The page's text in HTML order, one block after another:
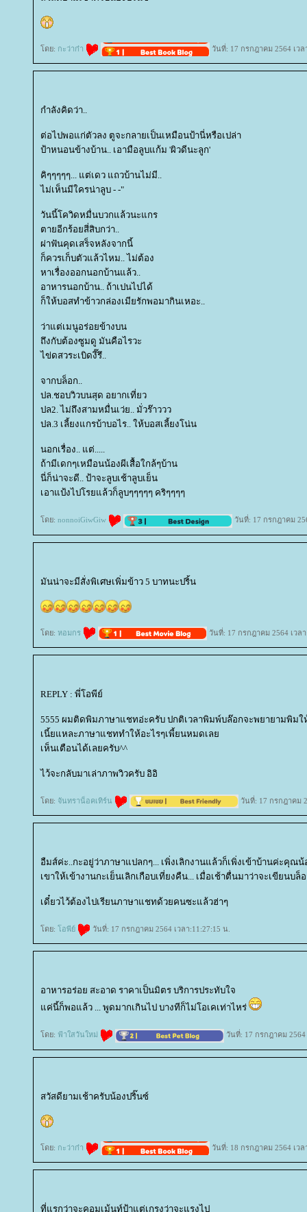
ดย: กะว่าก๋า วันที่: 17 กรกฎาคม 2564 เวล
กำลังคิดว่า..
ต่อไปพอแก่ตัวลง​ ตูจะกลายเป็นเหมือนป้านี่หรือเปล่า
ป้าหนอนข้างบ้าน.. เอามือลูบแก้ม​ 'ผิวดีนะลูก'
คิๆๆๆๆๆ... แต่เดว​ แถวบ้านไม่มี..
ไม่เห็นมีใครน่าลูบ​ -​ -​"
วันนี้โควิดหมื่นบวกแล้วนะแกร
ตายอีกร้อยสี่สิบกว่า..
ผ่าฟันคุดเสร็จหลังจากนี้
ก็ควรเก็บตัวแล้วไหม.. ไม่ต้อง
หาเรื่องออกนอกบ้านแล้ว..
อาหารนอกบ้าน.. ถ้าเปนไปได้
ก็ให้บอสทำข้าวกล่องเมียรักพอมากินเหอะ..
ว่าแต่เมนูอร่อยข้างบน
ถึงกับต้องซูมดู​ มันคือไรวะ
ไข่ดสวระเบิดงี๊รึ..
จากบล็อก..
ปล.ชอบวิวบนสุด​ อยากเที่ยว
ปล2. ไม่ถึงสามหมื่นเว่ย.. มั่วร๊าววว
ปล.3 เลี้ยงแกรบ้าบอไร.. ให้บอสเลี้ยงโน่น
นอกเรื่อง.. แต่.....
ถ้ามีเดกๆเหมือนน้องผีเสื้อใกล้ๆบ้าน
นี่ก็น่าจะดี.. ป้าจะลูบเช้าลูบเย็น
เอาแป้งไปโรยแล้วก็ลูบๆๆๆๆๆ​ คริๆๆๆๆ
ดย: nonnoiGiwGiw วันที่: 17 กรกฎาคม
มันน่าจะมีสั่งพิเศษเพิ่มข้าว 5 บาทนะปริ้น
ดย: หอมกร วันที่: 17 กรกฎาคม 2564 เวล
REPLY : พี่โอพีย์
5555 ผมติดพิมภาษาแชทอ่ะครับ ปกติเวลาพิมพ์บล๊อกจะพยายามพิม
เนี้ยแหละภาษาแชททำให้อะไรๆเพี้ยนหมดเล
เห็นเตือนได้เลยครับ^^
ไว้จะกลับมาเล่าภาพวิวครับ อิอิ
ดย: จันทราน็อคเทิร์น วันที่: 17 กรกฎาคม
อืมส์ค่ะ..กะอยู่ว่าภาษาแปลกๆ... เพิ่งเลิกงานแล้วก็เพิ่งเข้าบ้านค่ะคุณน้
เขาให้เข้างานกะเย็นเลิกเกือบเที่ยงคืน... เมื่อเช้าตื่นมาว่าจะเขียนบล็
เดี๋ยวไว้ต้องไปเรียนภาษาแชทด้วยคนซะแล้วฮ่าๆ
ดย: อพีย์ วันที่: 17 กรกฎาคม 2564 เวลา:11:27:15 น.
อาหารอร่อย สะอาด ราคาเป็นมิตร บริการประทับใจ
ค่นี้ก็พอแล้ว ... พูดมากเกินไป บางทีก็ไม่โอเคเท่าไหร่
ดย: ฟ้าใสวันใหม่ วันที่: 17 กรกฎาคม 2564
สวัสดียามเช้าครับน้องปริ๊นซ์
ดย: กะว่าก๋า วันที่: 18 กรกฎาคม 2564 เวล
ที่แรกว่าจะคอมเม้นท์ป้าแต่เกรงว่าจะแรงไป